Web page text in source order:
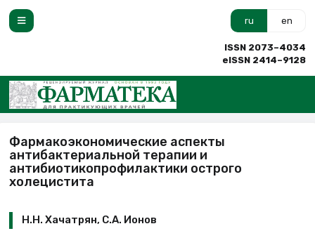
ru en
ISSN 2073–4034
eISSN 2414–9128
Фармакоэкономические аспекты
антибактериальной терапии и
антибиотикопрофилактики острого
холецистита
Н.Н. Хачатрян, С.А. Ионов